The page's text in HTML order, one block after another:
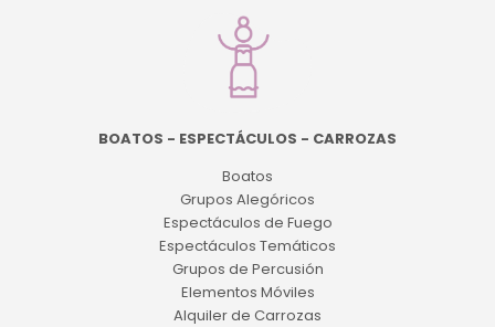
BOATOS - ESPECTÁCULOS - CARROZAS
Boatos
Grupos Alegóricos
Espectáculos de Fuego
Espectáculos Temáticos
Grupos de Percusión
Elementos Móviles
Alquiler de Carrozas